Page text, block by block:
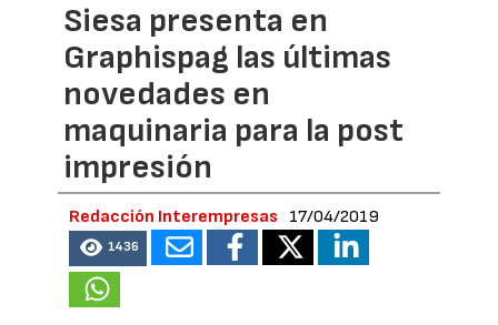
Siesa presenta en
Graphispag las últimas
novedades en
maquinaria para la post
impresión
Redacción Interempresas 17/04/2019
1436